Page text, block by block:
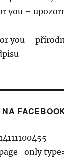
you –
you –